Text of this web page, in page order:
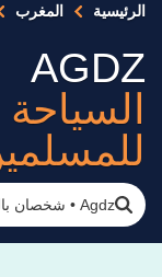
الرئيسية المغرب
AGDZ
Agdz
• شخصان